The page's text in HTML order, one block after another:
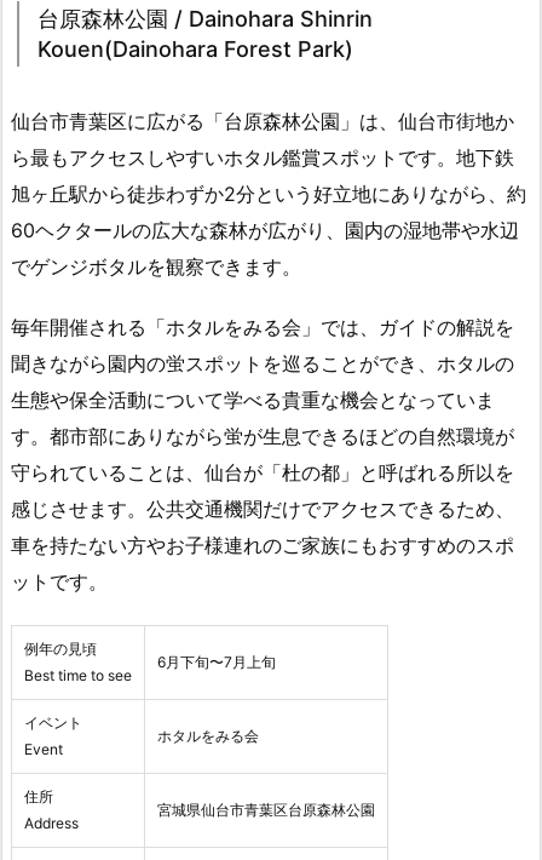
台原森林公園 / Dainohara Shinrin
Kouen(Dainohara Forest Park)
仙台市青葉区に広がる「台原森林公園」は、仙台市街地か
ら最もアクセスしやすいホタル鑑賞スポットです。地下鉄
旭ヶ丘駅から徒歩わずか2分という好立地にありながら、約
60ヘクタールの広大な森林が広がり、園内の湿地帯や水辺
でゲンジボタルを観察できます。
毎年開催される「ホタルをみる会」では、ガイドの解説を
聞きながら園内の蛍スポットを巡ることができ、ホタルの
生態や保全活動について学べる貴重な機会となっていま
す。都市部にありながら蛍が生息できるほどの自然環境が
守られていることは、仙台が「杜の都」と呼ばれる所以を
感じさせます。公共交通機関だけでアクセスできるため、
車を持たない方やお子様連れのご家族にもおすすめのスポ
ットです。
例年の見頃
Best time to see
6月下旬〜7月上旬
イベント
Event
ホタルをみる会
住所
Address
宮城県仙台市青葉区台原森林公園